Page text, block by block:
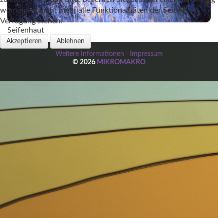
Seifenhaut
© 2026 MIKROMAKRO
womöglich nicht mehr alle Funktionalitäten der Seite zur
Verfügung stehen.
Akzeptieren
Ablehnen
Weitere Informationen
Impressum